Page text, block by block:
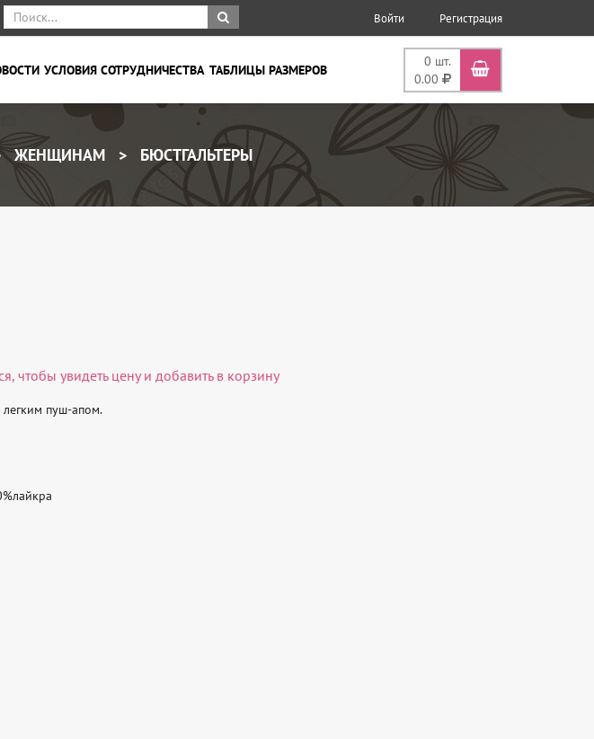
Войти Регистрация
0 шт.
0.00
УСЛОВИЯ СОТРУДНИЧЕСТВА ТАБЛИЦЫ РАЗМЕРОВ
ЖЕНЩИНАМ БЮСТГАЛЬТЕРЫ
, чтобы увидеть цену и добавить в корзину
легким пуш-апом.